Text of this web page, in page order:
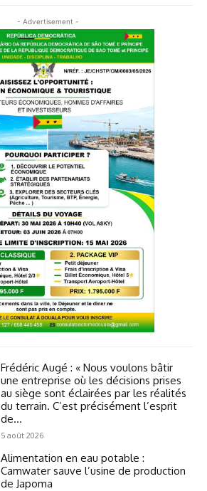
- Advertisement -
Frédéric Augé : « Nous voulons bâtir
une entreprise où les décisions prises
au siège sont éclairées par les réalités
du terrain. C’est précisément l’esprit
de...
5 août 2026
Alimentation en eau potable :
Camwater sauve l’usine de production
de Japoma